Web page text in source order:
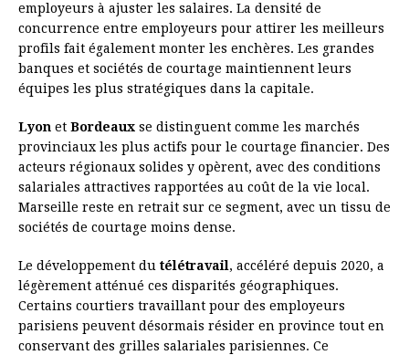
employeurs à ajuster les salaires. La densité de
concurrence entre employeurs pour attirer les meilleurs
profils fait également monter les enchères. Les grandes
banques et sociétés de courtage maintiennent leurs
équipes les plus stratégiques dans la capitale.
Lyon et Bordeaux se distinguent comme les marchés
provinciaux les plus actifs pour le courtage financier. Des
acteurs régionaux solides y opèrent, avec des conditions
salariales attractives rapportées au coût de la vie local.
Marseille reste en retrait sur ce segment, avec un tissu de
sociétés de courtage moins dense.
Le développement du télétravail, accéléré depuis 2020, a
légèrement atténué ces disparités géographiques.
Certains courtiers travaillant pour des employeurs
parisiens peuvent désormais résider en province tout en
conservant des grilles salariales parisiennes. Ce